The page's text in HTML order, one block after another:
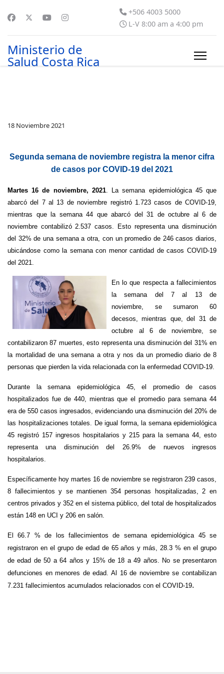
+506 4003 5000
L-V 8:00 am a 4:00 pm
Ministerio de
Salud Costa Rica
18 Noviembre 2021
Segunda semana de noviembre registra la menor cifra
de casos por COVID-19 del 2021
Martes 16 de noviembre, 2021. La semana epidemiológica 45 que
abarcó del 7 al 13 de noviembre registró 1.723 casos de COVID-19,
mientras que la semana 44 que abarcó del 31 de octubre al 6 de
noviembre contabilizó 2.537 casos. Esto representa una disminución
del 32% de una semana a otra, con un promedio de 246 casos diarios,
ubicándose como la semana con menor cantidad de casos COVID-19
del 2021.
En lo que respecta a fallecimientos
la semana del 7 al 13 de
noviembre, se sumaron 60
decesos, mientras que, del 31 de
octubre al 6 de noviembre, se
contabilizaron 87 muertes, esto representa una disminución del 31% en
la mortalidad de una semana a otra y nos da un promedio diario de 8
personas que pierden la vida relacionada con la enfermedad COVID-19.
Durante la semana epidemiológica 45, el promedio de casos
hospitalizados fue de 440, mientras que el promedio para semana 44
era de 550 casos ingresados, evidenciando una disminución del 20% de
las hospitalizaciones totales. De igual forma, la semana epidemiológica
45 registró 157 ingresos hospitalarios y 215 para la semana 44, esto
representa una disminución del 26.9% de nuevos ingresos
hospitalarios.
Específicamente hoy martes 16 de noviembre se registraron 239 casos,
8 fallecimientos y se mantienen 354 personas hospitalizadas, 2 en
centros privados y 352 en el sistema público, del total de hospitalizados
están 148 en UCI y 206 en salón.
El 66.7 % de los fallecimientos de semana epidemiológica 45 se
registraron en el grupo de edad de 65 años y más, 28.3 % en el grupo
de edad de 50 a 64 años y 15% de 18 a 49 años. No se presentaron
defunciones en menores de edad. Al 16 de noviembre se contabilizan
7.231 fallecimientos acumulados relacionados con el COVID-19.